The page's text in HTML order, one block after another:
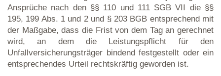
Ansprüche nach den §§ 110 und 111 SGB VII die §§
195, 199 Abs. 1 und 2 und § 203 BGB entsprechend mit
der Maßgabe, dass die Frist von dem Tag an gerechnet
wird, an dem die Leistungspflicht für den
Unfallversicherungsträger bindend festgestellt oder ein
entsprechendes Urteil rechtskräftig geworden ist.